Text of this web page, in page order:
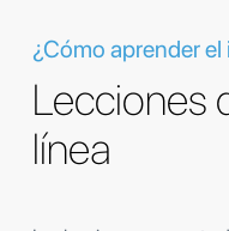
¿Cómo aprender
Lecciones
línea